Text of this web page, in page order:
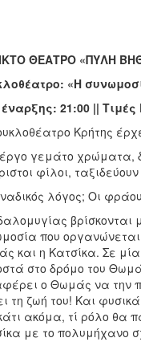
ΘΕΑΤΡΟ «ΠΥΛΗ
«Η
21:00 || Τιμές
Κρήτης
γεμάτο χρώματα,
φίλοι,
λόγος; Οι
βρίσκονται
που οργανώνεται
και η Κατσίκα. Σε
στο δρόμο του
ο Θωμάς να την
τη ζωή του! Και
ακόμα, τί ρόλο θα
με το πολυμήχανο